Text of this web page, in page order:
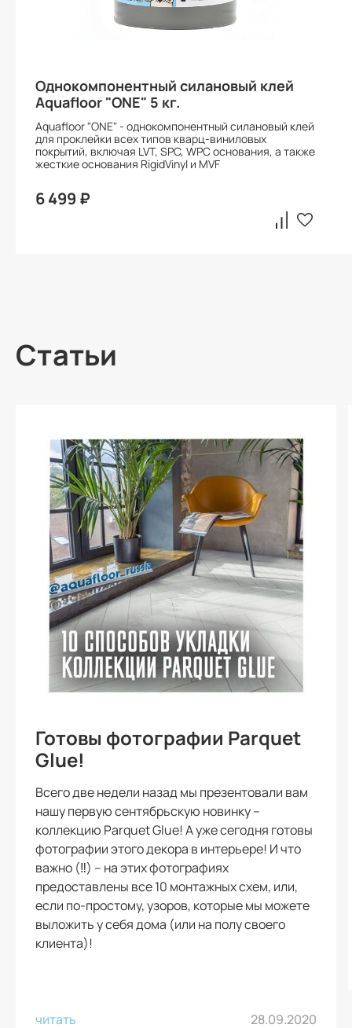
Однокомпонентный силановый клей
Aquafloor "ONE" 5 кг.
Aquafloor "ONE" - однокомпонентный силановый клей
для проклейки всех типов кварц-виниловых
покрытий, включая LVT, SPC, WPC основания, а также
жесткие основания RigidVinyl и MVF
6 499 ₽
Статьи
Готовы фотографии Parquet
Glue!
Всего две недели назад мы презентовали вам
нашу первую сентябрьскую новинку –
коллекцию Parquet Glue! А уже сегодня готовы
фотографии этого декора в интерьере! И что
важно (‼️) – на этих фотографиях
предоставлены все 10 монтажных схем, или,
если по-простому, узоров, которые мы можете
выложить у себя дома (или на полу своего
клиента)!
читать 28.09.2020